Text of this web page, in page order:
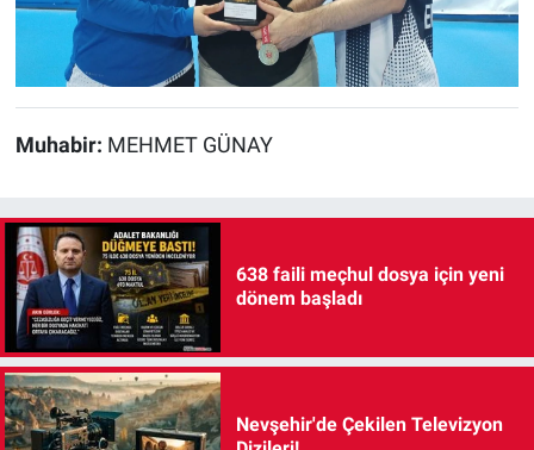
Muhabir: MEHMET GÜNAY
638 faili meçhul dosya için yeni
dönem başladı
Nevşehir'de Çekilen Televizyon